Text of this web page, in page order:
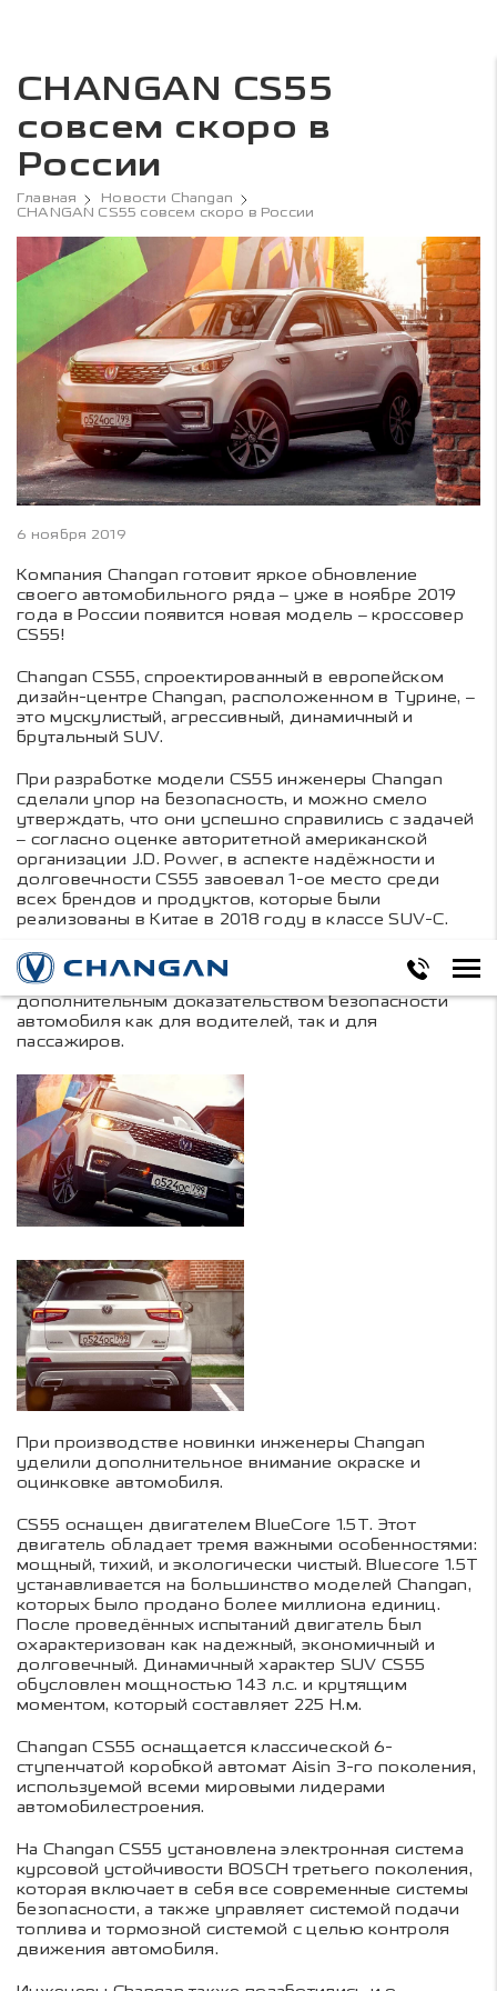
CHANGAN CS55
совсем скоро в
России
Главная
Новости Changan
CHANGAN CS55 совсем скоро в России
6 ноября 2019
Компания Changan готовит яркое обновление
своего автомобильного ряда – уже в ноябре 2019
года в России появится новая модель – кроссовер
CS55!
Changan CS55, спроектированный в европейском
дизайн-центре Changan, расположенном в Турине, –
это мускулистый, агрессивный, динамичный и
брутальный SUV.
При разработке модели CS55 инженеры Changan
сделали упор на безопасность, и можно смело
утверждать, что они успешно справились с задачей
– согласно оценке авторитетной американской
организации J.D. Power, в аспекте надёжности и
долговечности CS55 завоевал 1-ое место среди
всех брендов и продуктов, которые были
реализованы в Китае в 2018 году в классе SUV-C.
Модель CS55 успешно прошла тест C-NCAP и
получила 5 из 5 звезд, что является
дополнительным доказательством безопасности
автомобиля как для водителей, так и для
пассажиров.
При производстве новинки инженеры Changan
уделили дополнительное внимание окраске и
оцинковке автомобиля.
CS55 оснащен двигателем BlueCore 1.5T. Этот
двигатель обладает тремя важными особенностями:
мощный, тихий, и экологически чистый. Bluecore 1.5T
устанавливается на большинство моделей Changan,
которых было продано более миллиона единиц.
После проведённых испытаний двигатель был
охарактеризован как надежный, экономичный и
долговечный. Динамичный характер SUV CS55
обусловлен мощностью 143 л.с. и крутящим
моментом, который составляет 225 Н.м.
Changan CS55 оснащается классической 6-
ступенчатой коробкой автомат Aisin 3-го поколения,
используемой всеми мировыми лидерами
автомобилестроения.
На Changan CS55 установлена электронная система
курсовой устойчивости BOSCH третьего поколения,
которая включает в себя все современные системы
безопасности, а также управляет системой подачи
топлива и тормозной системой с целью контроля
движения автомобиля.